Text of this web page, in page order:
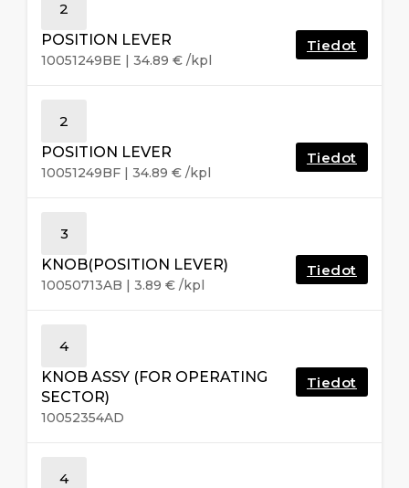
2
POSITION LEVER
10051249BE | 34.89 € /kpl
Tiedot
2
POSITION LEVER
10051249BF | 34.89 € /kpl
Tiedot
3
KNOB(POSITION LEVER)
10050713AB | 3.89 € /kpl
Tiedot
4
KNOB ASSY (FOR OPERATING
SECTOR)
10052354AD
Tiedot
4